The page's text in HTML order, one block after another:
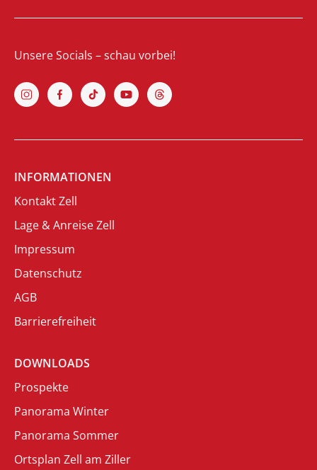
Unsere Socials – schau vorbei!
INFORMATIONEN
Kontakt Zell
Lage & Anreise Zell
Impressum
Datenschutz
AGB
Barrierefreiheit
DOWNLOADS
Prospekte
Panorama Winter
Panorama Sommer
Ortsplan Zell am Ziller